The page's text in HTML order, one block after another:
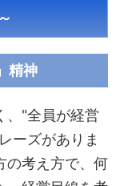
精神
、"全員が経営
ーズがありま
の考え方で、何